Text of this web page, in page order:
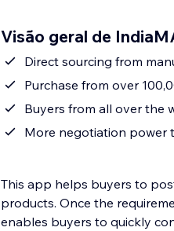
Visão geral de
Direct sourcing from
Purchase from over
Buyers from all over the
More negotiation power
This app helps buyers to
products. Once the
enables buyers to quickly